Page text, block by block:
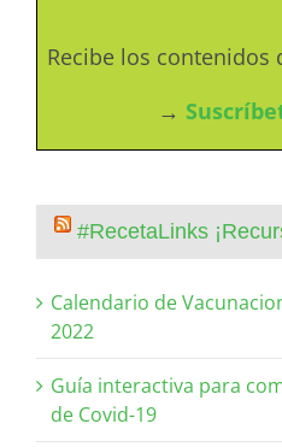
Recibe los contenidos
→
#RecetaLinks
Calendario de
2022
Guía interactiva para
de Covid-19